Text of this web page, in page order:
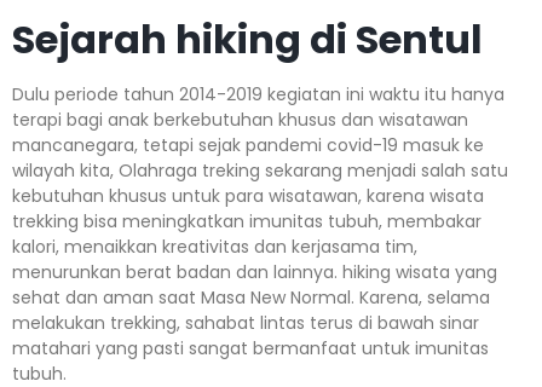
Sejarah hiking di Sentul
Dulu periode tahun 2014-2019 kegiatan ini waktu itu hanya
terapi bagi anak berkebutuhan khusus dan wisatawan
mancanegara, tetapi sejak pandemi covid-19 masuk ke
wilayah kita, Olahraga treking sekarang menjadi salah satu
kebutuhan khusus untuk para wisatawan, karena wisata
trekking bisa meningkatkan imunitas tubuh, membakar
kalori, menaikkan kreativitas dan kerjasama tim,
menurunkan berat badan dan lainnya. hiking wisata yang
sehat dan aman saat Masa New Normal. Karena, selama
melakukan trekking, sahabat lintas terus di bawah sinar
matahari yang pasti sangat bermanfaat untuk imunitas
tubuh.